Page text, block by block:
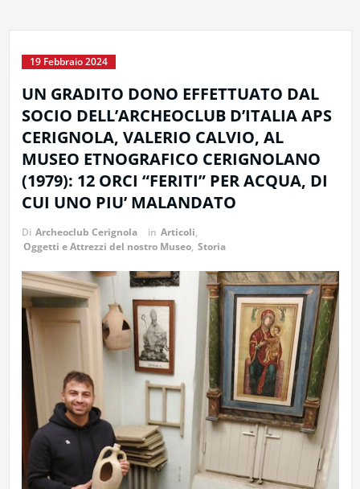
19 Febbraio 2024
UN GRADITO DONO EFFETTUATO DAL
SOCIO DELL’ARCHEOCLUB D’ITALIA APS
CERIGNOLA, VALERIO CALVIO, AL
MUSEO ETNOGRAFICO CERIGNOLANO
(1979): 12 ORCI “FERITI” PER ACQUA, DI
CUI UNO PIU’ MALANDATO
Di Archeoclub Cerignola in Articoli,
Oggetti e Attrezzi del nostro Museo, Storia